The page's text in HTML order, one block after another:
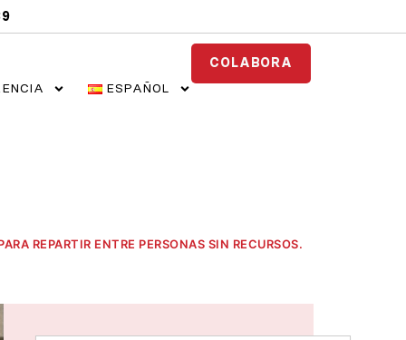
ESPAÑOL
COLABORA
REPARTIR ENTRE PERSONAS SIN RECURSOS.